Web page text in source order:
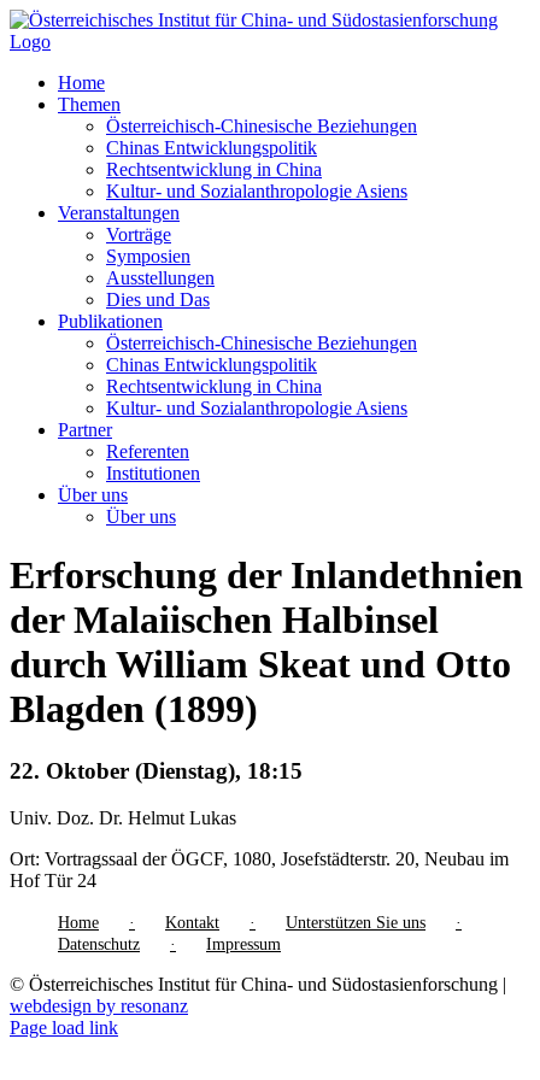
Zum
Inhalt
Home
Themen
Österreichisch-Chinesische Beziehungen
Chinas Entwicklungspolitik
Rechtsentwicklung in China
Kultur- und Sozialanthropologie Asiens
Veranstaltungen
Vorträge
Symposien
Ausstellungen
Dies und Das
Publikationen
Österreichisch-Chinesische Beziehungen
Chinas Entwicklungspolitik
Rechtsentwicklung in China
Kultur- und Sozialanthropologie Asiens
Partner
Referenten
Institutionen
Über uns
Über uns
Erforschung der Inlandethnien
der Malaiischen Halbinsel
durch William Skeat und Otto
Blagden (1899)
22. Oktober (Dienstag), 18:15
Univ. Doz. Dr. Helmut Lukas
Ort: Vortragssaal der ÖGCF, 1080, Josefstädterstr. 20, Neubau im
Hof Tür 24
Home Kontakt
Unterstützen Sie uns
Datenschutz
Impressum
© Österreichisches Institut für China- und Südostasienforschung |
webdesign by resonanz
Page load link